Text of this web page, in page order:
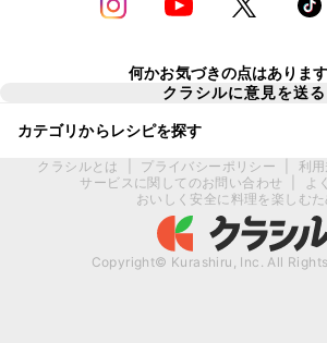
何かお気づきの点はありま
クラシルに意見を送る
カテゴリからレシピを探す
クラシルとは プライバシーポリシー 利
サービスに関してのお問い合わせ
よ
おいしく安全に料理を楽しむた
Copyright© Kurashiru, Inc. All Rights